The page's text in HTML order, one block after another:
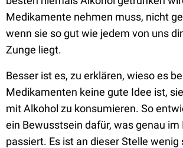
Medikamente nehmen muss, nicht
wenn sie so gut wie jedem von uns
Zunge liegt.
Besser ist es, zu erklären, wieso es
Medikamenten keine gute Idee ist,
mit Alkohol zu konsumieren. So
ein Bewusstsein dafür, was genau im
passiert. Es ist an dieser Stelle wenig